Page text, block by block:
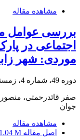
مشاهده مقاله
بررسی عوامل
اجتماعی در
موردی: شهر
دوره 49، شماره 4، زمستان 1396، صفحه
صفر قائدرحمتی،
جوان
مشاهده مقاله
اصل مقاله 1.04 M